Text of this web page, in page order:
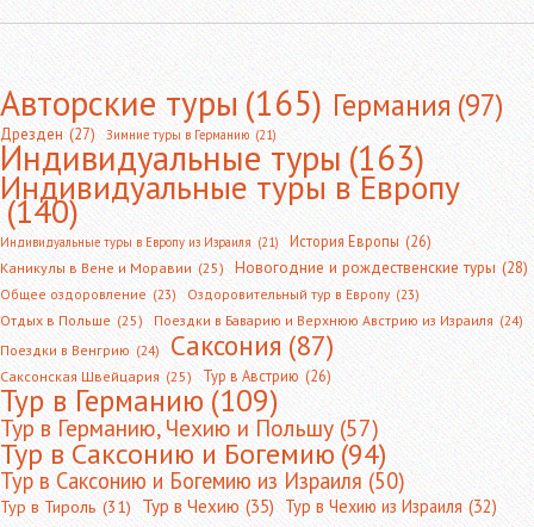
Авторские туры(165) Германия(97)
Дрезден (27) Зимние туры в Германию (21)
Индивидуальные туры(163)
Индивидуальные туры в Европу
(140)
Индивидуальные туры в Европу из Израиля (21) История Европы (26)
Каникулы в Вене и Моравии (25) Новогодние и рождественские туры (28)
Общее оздоровление (23) Оздоровительный тур в Европу (23)
Отдых в Польше (25) Поездки в Баварию и Верхнюю Австрию из Израиля (24)
Поездки в Венгрию (24) Саксония (87)
Саксонская Швейцария (25) Тур в Австрию (26)
Тур в Германию(109)
Тур в Германию, Чехию и Польшу (57)
Тур в Саксонию и Богемию(94)
Тур в Саксонию и Богемию из Израиля (50)
Тур в Тироль (31) Тур в Чехию (35) Тур в Чехию из Израиля (32)